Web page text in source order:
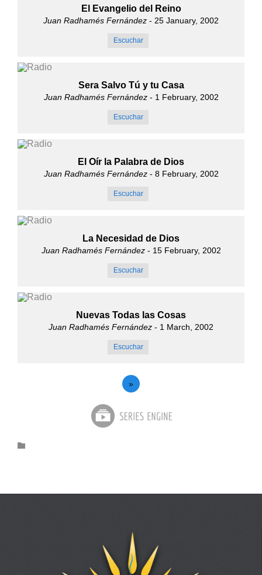
El Evangelio del Reino
Juan Radhamés Fernández - 25 January, 2002
Escuchar
Sera Salvo Tú y tu Casa
Juan Radhamés Fernández- 1 February, 2002
Escuchar
El Oír la Palabra de Dios
Juan Radhamés Fernández- 8 February, 2002
Escuchar
La Necesidad de Dios
Juan Radhamés Fernández- 15 February, 2002
Escuchar
Nuevas Todas las Cosas
Juan Radhamés Fernández - 1 March, 2002
Escuchar
»
